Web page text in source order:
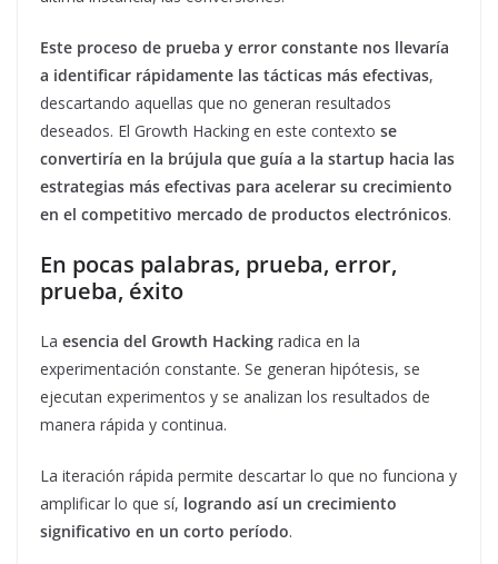
Este proceso de prueba y error constante nos llevaría
a identificar rápidamente las tácticas más efectivas,
descartando aquellas que no generan resultados
deseados. El Growth Hacking en este contexto se
convertiría en la brújula que guía a la startup hacia las
estrategias más efectivas para acelerar su crecimiento
en el competitivo mercado de productos electrónicos.
En pocas palabras, prueba, error,
prueba, éxito
La esencia del Growth Hacking radica en la
experimentación constante. Se generan hipótesis, se
ejecutan experimentos y se analizan los resultados de
manera rápida y continua.
La iteración rápida permite descartar lo que no funciona y
amplificar lo que sí, logrando así un crecimiento
significativo en un corto período.